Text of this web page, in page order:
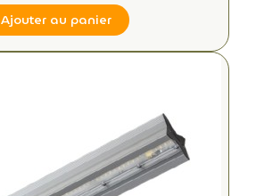
Ajouter au panier